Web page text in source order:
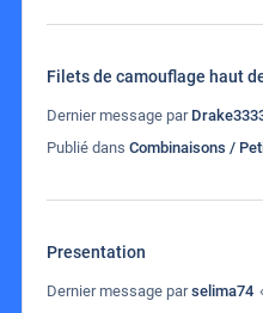
Filets de camouflage haut
Dernier message par
Publié dans Combinaisons /
Presentation
Dernier message parselima74